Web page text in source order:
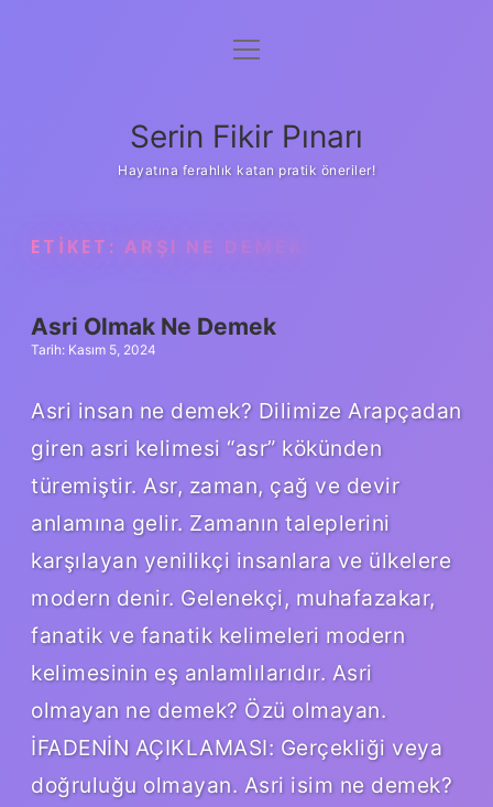
Gizlilik Politikası
Yasal Uyarı
menüyü
Serin Fikir Pınarı
Hayatına ferahlık katan pratik öneriler!
ETIKET: ARŞI NE DEMEK
Asri Olmak Ne Demek
Tarih: Kasım 5, 2024
Asri insan ne demek? Dilimize Arapçadan
giren asri kelimesi “asr” kökünden
türemiştir. Asr, zaman, çağ ve devir
anlamına gelir. Zamanın taleplerini
karşılayan yenilikçi insanlara ve ülkelere
modern denir. Gelenekçi, muhafazakar,
fanatik ve fanatik kelimeleri modern
kelimesinin eş anlamlılarıdır. Asri
olmayan ne demek? Özü olmayan.
İFADENİN AÇIKLAMASI: Gerçekliği veya
doğruluğu olmayan. Asri isim ne demek?